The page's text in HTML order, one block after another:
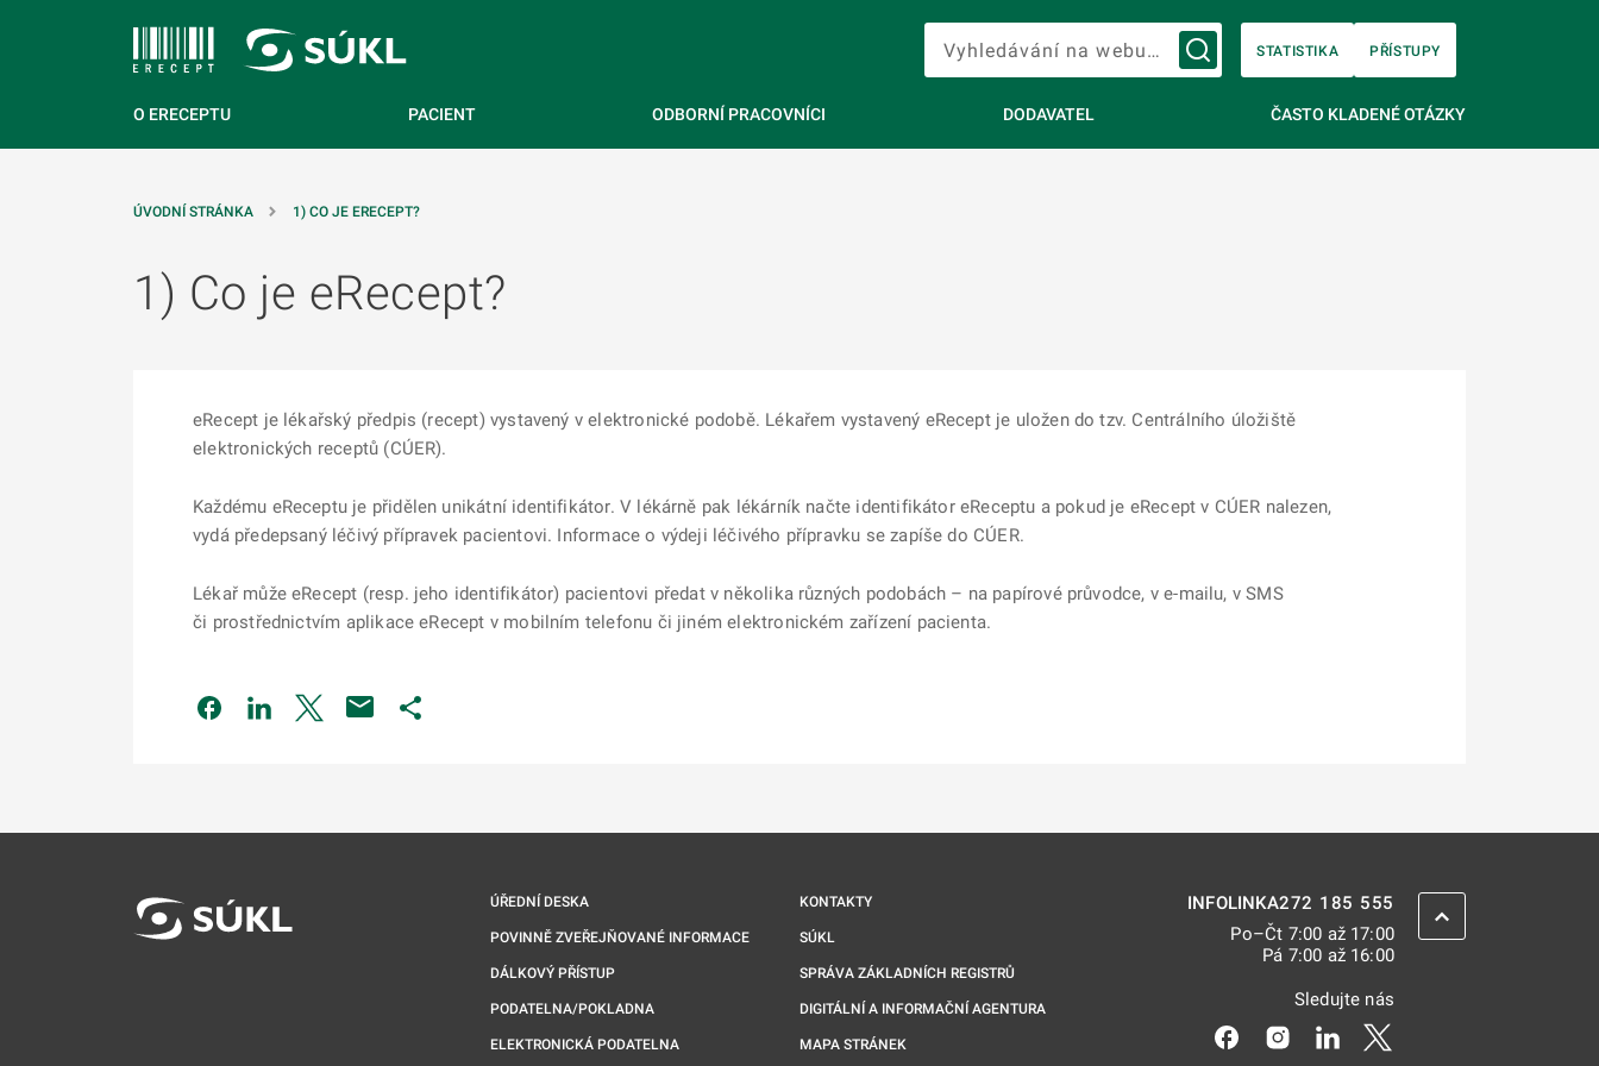
Vyhledávání na webu…
STATISTIKA PŘÍSTUPY
O ERECEPTU PACIENT ODBORNÍ PRACOVNÍCI DODAVATEL ČASTO KLADENÉ OTÁZKY
ÚVODNÍ STRÁNKA 1) CO JE ERECEPT?
1) Co je eRecept?
eRecept je lékařský předpis (recept) vystavený v elektronické podobě. Lékařem vystavený eRecept je uložen do tzv. Centrálního úložiště
elektronických receptů (CÚER).
Každému eReceptu je přidělen unikátní identifikátor. V lékárně pak lékárník načte identifikátor eReceptu a pokud je eRecept v CÚER nalezen,
vydá předepsaný léčivý přípravek pacientovi. Informace o výdeji léčivého přípravku se zapíše do CÚER.
Lékař může eRecept (resp. jeho identifikátor) pacientovi předat v několika různých podobách – na papírové průvodce, v e-mailu, v SMS
či prostřednictvím aplikace eRecept v mobilním telefonu či jiném elektronickém zařízení pacienta.
Odkaz se otevře na nové kartě
Odkaz se otevře na nové kartě
Odkaz se otevře na nové kartě
ÚŘEDNÍ DESKA
POVINNĚ ZVEŘEJŇOVANÉ INFORMACE
DÁLKOVÝ PŘÍSTUP
PODATELNA/POKLADNA
ELEKTRONICKÁ PODATELNA
KONTAKTY
SÚKL
SPRÁVA ZÁKLADNÍCH REGISTRŮ
DIGITÁLNÍ A INFORMAČNÍ AGENTURA
MAPA STRÁNEK
INFOLINKA272 185 555
Po–Čt 7:00 až 17:00
Pá 7:00 až 16:00
Sledujte nás
Odkaz se otevře na nové kartě
Odkaz se otevře na nové kartě
Odkaz se otevře na nové
ZPĚT NAHORU